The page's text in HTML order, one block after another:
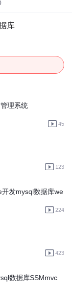
库
财管理系统
45
123
发mysql数据库we
224
423
数据库SSMmvc